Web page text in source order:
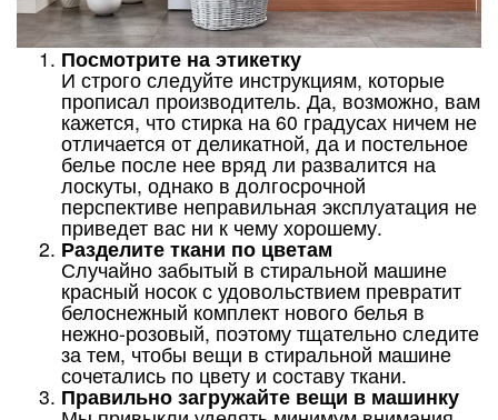
Посмотрите на этикетку
И строго следуйте инструкциям, которые
прописал производитель. Да, возможно, вам
кажется, что стирка на 60 градусах ничем не
отличается от деликатной, да и постельное
белье после нее вряд ли развалится на
лоскуты, однако в долгосрочной
перспективе неправильная эксплуатация не
приведет вас ни к чему хорошему.
Разделите ткани по цветам
Случайно забытый в стиральной машине
красный носок с удовольствием превратит
белоснежный комплект нового белья в
нежно-розовый, поэтому тщательно следите
за тем, чтобы вещи в стиральной машине
сочетались по цвету и составу ткани.
Правильно загружайте вещи в машинку